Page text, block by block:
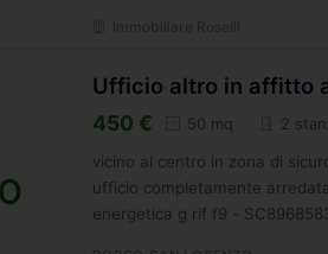
Ufficio altro in affitto
450 € 50 mq 2
vicino al centro in zona di
ufficio completamente
energetica g rif f9 -